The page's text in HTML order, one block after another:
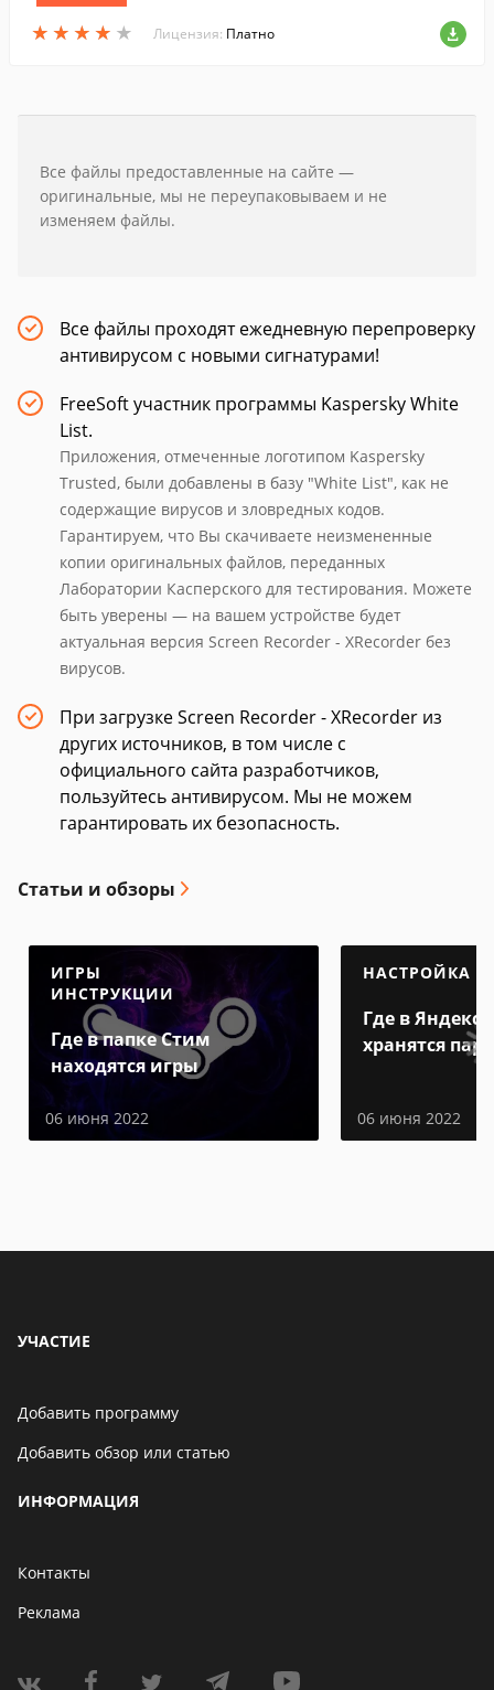
★ ★ ★ ★ ★
★ ★ ★ ★ ★
знаков.
Лицензия: Платно
Все файлы предоставленные на сайте —
оригинальные, мы не переупаковываем и не
изменяем файлы.
Все файлы проходят ежедневную перепроверку
антивирусом с новыми сигнатурами!
FreeSoft участник программы Kaspersky White
List.
Приложения, отмеченные логотипом Kaspersky
Trusted, были добавлены в базу "White List", как не
содержащие вирусов и зловредных кодов.
Гарантируем, что Вы скачиваете неизмененные
копии оригинальных файлов, переданных
Лаборатории Касперского для тестирования. Можете
быть уверены — на вашем устройстве будет
актуальная версия Screen Recorder - XRecorder без
вирусов.
При загрузке Screen Recorder - XRecorder из
других источников, в том числе с
официального сайта разработчиков,
пользуйтесь антивирусом. Мы не можем
гарантировать их безопасность.
Статьи и обзоры
ИГРЫ
ИНСТРУКЦИИ
Где в папке Стим
находятся игры
06 июня 2022
НАСТРОЙКА
Где в Яндекс
хранятся
06 июня 2022
УЧАСТИЕ
Добавить программу
Добавить обзор или статью
ИНФОРМАЦИЯ
Контакты
Реклама